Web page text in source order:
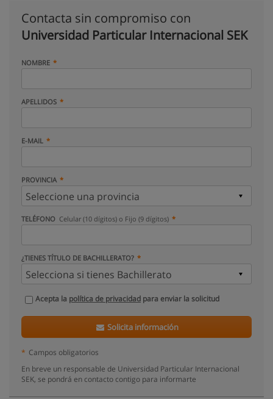
Contacta sin compromiso con
Universidad Particular Internacional SEK
NOMBRE
APELLIDOS
E-MAIL
PROVINCIA
TELÉFONO Celular (10 dígitos) o Fijo (9 dígitos)
¿TIENES TÍTULO DE BACHILLERATO?
Acepta la política de privacidad para enviar la solicitud
Solicita información
* Campos obligatorios
En breve un responsable de Universidad Particular Internacional
SEK, se pondrá en contacto contigo para informarte